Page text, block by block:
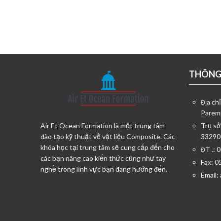
Air Et Ocean Formation là một trung tâm
đào tạo kỹ thuật về vật liệu Composite. Các
khóa học tại trung tâm sẽ cung cấp đến cho
các bạn nâng cao kiến thức cũng như tay
nghề trong lĩnh vực bạn đang hướng đến.
Địa
Trụ
ĐT .:
Fax:
Email: